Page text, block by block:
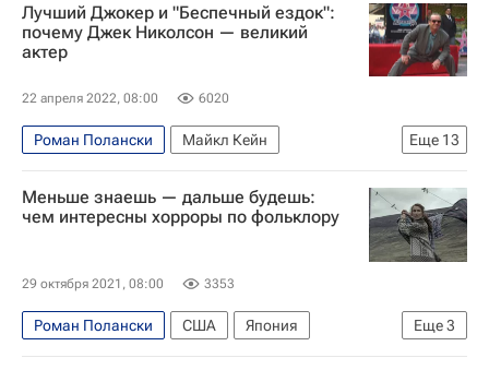
Кино
Лучший Джокер и "Беспечный ездок":
почему Джек Николсон — великий
актер
22 апреля 2022, 08:00 6020
Еще 13
Роман Полански
Майкл Кейн
Фрэнк Синатра
Милош Форман
США
Нью-Йорк (город)
Нью-Джерси
Микеланджело Антониони
Марлон Брандо
Знаменитости Кино
Меньше знаешь — дальше будешь:
чем интересны хорроры по фольклору
29 октября 2021, 08:00 3353
Еще3
Роман Полански США
Япония
Культура
Знаменитости Кино